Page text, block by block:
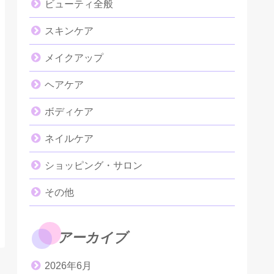
ビューティ全般
スキンケア
メイクアップ
ヘアケア
ボディケア
ネイルケア
ショッピング・サロン
その他
アーカイブ
2026年6月